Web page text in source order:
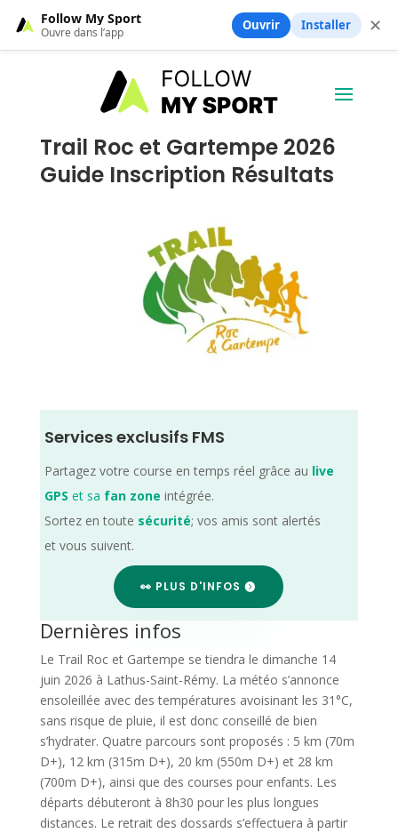
Trail Roc et Gartempe 2026
Guide Inscription Résultats
Services exclusifs FMS
Partagez votre course en temps réel grâce au live
GPS et sa fan zone intégrée.
Sortez en toute sécurité; vos amis sont alertés
et vous suivent.
👀 PLUS D'INFOS
Dernières infos
Le Trail Roc et Gartempe se tiendra le dimanche 14
juin 2026 à Lathus-Saint-Rémy. La météo s’annonce
ensoleillée avec des températures avoisinant les 31°C,
sans risque de pluie, il est donc conseillé de bien
s’hydrater. Quatre parcours sont proposés : 5 km (70m
D+), 12 km (315m D+), 20 km (550m D+) et 28 km
(700m D+), ainsi que des courses pour enfants. Les
départs débuteront à 8h30 pour les plus longues
distances. Le retrait des dossards s’effectuera à partir
Follow My Sport
Ouvre dans l’app Ouvrir Installer ✕